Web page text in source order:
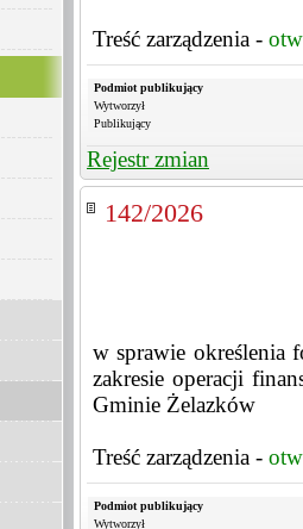
Treść zarządzenia -
Podmiot publikujący
Wytworzył
Publikujący
Rejestr zmian
142/2026
w sprawie określenia
zakresie operacji
Gminie Żelazków
Treść zarządzenia -
Podmiot publikujący
Wytworzył